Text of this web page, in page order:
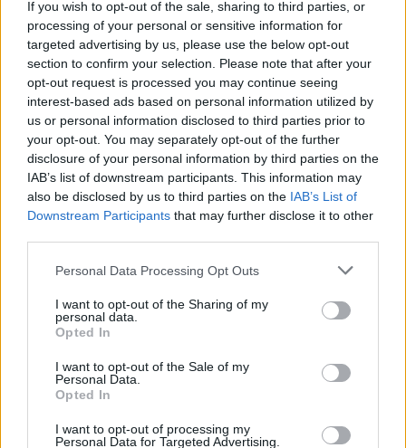
If you wish to opt-out of the sale, sharing to third parties, or
processing of your personal or sensitive information for
targeted advertising by us, please use the below opt-out
section to confirm your selection. Please note that after your
opt-out request is processed you may continue seeing
interest-based ads based on personal information utilized by
us or personal information disclosed to third parties prior to
your opt-out. You may separately opt-out of the further
disclosure of your personal information by third parties on the
IAB’s list of downstream participants. This information may
also be disclosed by us to third parties on the IAB’s List of
Downstream Participants that may further disclose it to other
Personal Data Processing Opt Outs
I want to opt-out of the Sharing of my
personal data.
Opted In
I want to opt-out of the Sale of my
Personal Data.
Opted In
I want to opt-out of processing my
Personal Data for Targeted Advertising.
Liebe(r) Forum-Leser/in,
wenn Du in diesem Forum aktiv an den Gesprächen
teilnehmen oder eigene Themen starten möchtest,
musst Du Dich bitte zunächst im Spiel einloggen.
Falls Du noch keinen Spielaccount besitzt, bitte
registriere Dich neu. Wir freuen uns auf Deinen
nächsten Besuch in unserem Forum!
„Zum Spiel“
Status des Themas: Es sind keine weiteren Antworten möglich.
Was gibt es Schöneres als an einem freien Tag auf dem
genießen?
Ganz einfach: Noch schöner ist es, furchteinflößende
Seeungeheuer zu bekämpfen, seine Kräfte mit anderen
Piraten zu messen und haufenweise seltene Belohnungen